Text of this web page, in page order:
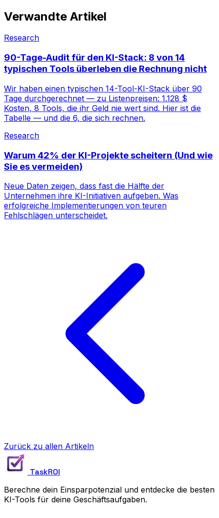
Verwandte Artikel
Research
90-Tage-Audit für den KI-Stack: 8 von 14
typischen Tools überleben die Rechnung nicht
Wir haben einen typischen 14-Tool-KI-Stack über 90
Tage durchgerechnet — zu Listenpreisen: 1.128 $
Kosten, 8 Tools, die ihr Geld nie wert sind. Hier ist die
Tabelle — und die 6, die sich rechnen.
Research
Warum 42% der KI-Projekte scheitern (Und wie
Sie es vermeiden)
Neue Daten zeigen, dass fast die Hälfte der
Unternehmen ihre KI-Initiativen aufgeben. Was
erfolgreiche Implementierungen von teuren
Fehlschlägen unterscheidet.
Zurück zu allen Artikeln
TaskROI
Berechne dein Einsparpotenzial und entdecke die besten
KI-Tools für deine Geschäftsaufgaben.